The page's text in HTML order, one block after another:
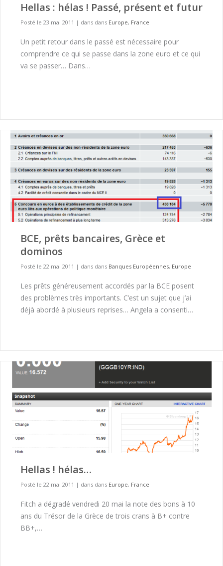
Hellas : hélas ! Passé, présent et futur
Posté le 23 mai 2011 | dans dans Europe, France
Un petit retour dans le passé est nécessaire pour
comprendre ce qui se passe dans la zone euro et ce qui
va se passer… Dans…
BCE, prêts bancaires, Grèce et
dominos
Posté le 22 mai 2011 | dans dans Banques Européennes, Europe
Les prêts généreusement accordés par la BCE posent
des problèmes très importants. C’est un sujet que j’ai
déjà abordé à plusieurs reprises… Angela a consenti…
Hellas ! hélas…
Posté le 22 mai 2011 | dans dans Europe, France
Fitch a dégradé vendredi 20 mai la note des bons à 10
ans du Trésor de la Grèce de trois crans à B+ contre
BB+,…